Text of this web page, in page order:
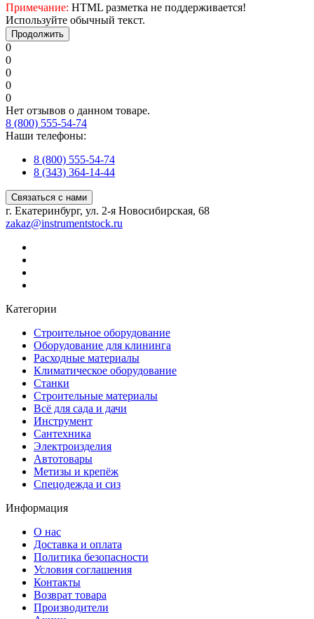
Примечание: HTML разметка не поддерживается!
Используйте обычный текст.
Продолжить
0
0
0
0
0
Нет отзывов о данном товаре.
8 (800) 555-54-74
Наши телефоны:
8 (800) 555-54-74
8 (343) 364-14-44
Связаться с нами
г. Екатеринбург, ул. 2-я Новосибирская, 68
zakaz@instrumentstock.ru
Категории
Строительное оборудование
Оборудование для клининга
Расходные материалы
Климатическое оборудование
Станки
Строительные материалы
Всё для сада и дачи
Инструмент
Сантехника
Электроизделия
Автотовары
Метизы и крепёж
Спецодежда и сиз
Информация
О нас
Доставка и оплата
Политика безопасности
Условия соглашения
Контакты
Возврат товара
Производители